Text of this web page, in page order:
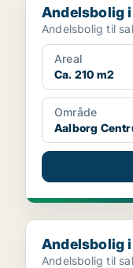
Andelsbolig
Andelsbolig til
Areal
Ca. 210 m2
Område
Aalborg
Andelsbolig i
Andelsbolig
Andelsbolig til